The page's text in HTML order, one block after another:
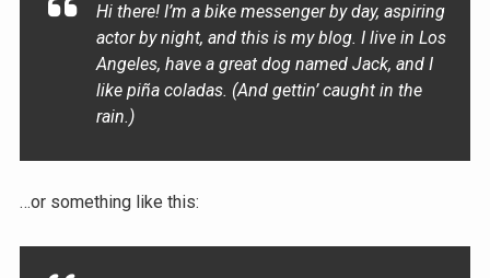
Hi there! I’m a bike messenger by day, aspiring
actor by night, and this is my blog. I live in Los
Angeles, have a great dog named Jack, and I
like piña coladas. (And gettin’ caught in the
rain.)
…or something like this: